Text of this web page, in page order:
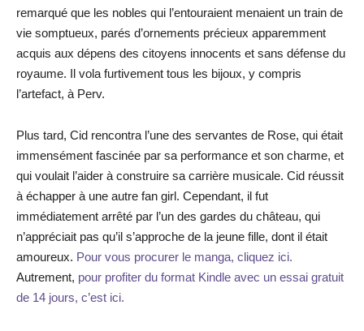
remarqué que les nobles qui l’entouraient menaient un train de
vie somptueux, parés d’ornements précieux apparemment
acquis aux dépens des citoyens innocents et sans défense du
royaume. Il vola furtivement tous les bijoux, y compris
l’artefact, à Perv.
Plus tard, Cid rencontra l’une des servantes de Rose, qui était
immensément fascinée par sa performance et son charme, et
qui voulait l’aider à construire sa carrière musicale. Cid réussit
à échapper à une autre fan girl. Cependant, il fut
immédiatement arrêté par l’un des gardes du château, qui
n’appréciait pas qu’il s’approche de la jeune fille, dont il était
amoureux. Pour vous procurer le manga, cliquez ici.
Autrement, pour profiter du format Kindle avec un essai gratuit
de 14 jours, c’est ici.